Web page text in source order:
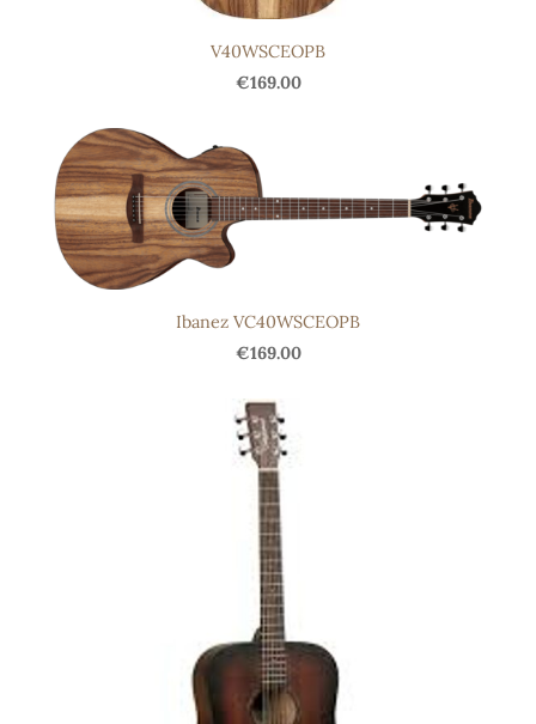
V40WSCEOPB
€169.00
Ibanez VC40WSCEOPB
€169.00